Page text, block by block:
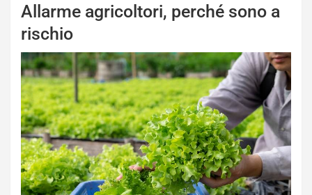
Allarme agricoltori, perché sono a
rischio